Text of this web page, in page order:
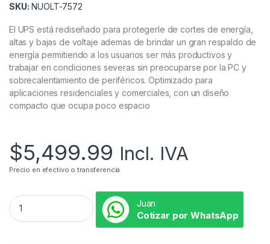
SKU: NUOLT-7572
El UPS está rediseñado para protegerle de cortes de energía,
altas y bajas de voltaje ademas de brindar un gran respaldo de
energía permitiendo a los usuarios ser más productivos y
trabajar en condiciones severas sin preocuparse por la PC y
sobrecalentamiento de periféricos. Optimizado para
aplicaciones residenciales y comerciales, con un diseño
compacto que ocupa poco espacio
$5,499.99 Incl. IVA
Precio en efectivo o transferencia
Juan
Cotizar por WhatsApp